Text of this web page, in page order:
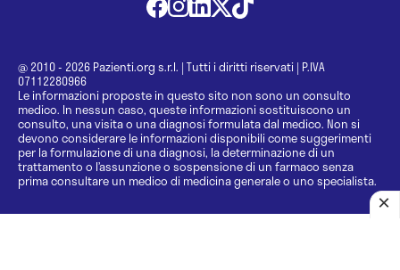
@ 2010 - 2026 Pazienti.org s.r.l. | Tutti i diritti riservati | P.IVA
07112280966
Le informazioni proposte in questo sito non sono un consulto
medico. In nessun caso, queste informazioni sostituiscono un
consulto, una visita o una diagnosi formulata dal medico. Non si
devono considerare le informazioni disponibili come suggerimenti
per la formulazione di una diagnosi, la determinazione di un
trattamento o l’assunzione o sospensione di un farmaco senza
prima consultare un medico di medicina generale o uno specialista.